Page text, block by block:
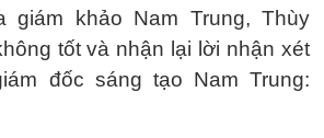
khảo Nam Trung, Thùy
tốt và nhận lại lời nhận xét
đốc sáng tạo Nam Trung: